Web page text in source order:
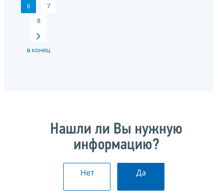
6
7
8
в конец
Нашли ли Вы нужную
информацию?
Нет Да